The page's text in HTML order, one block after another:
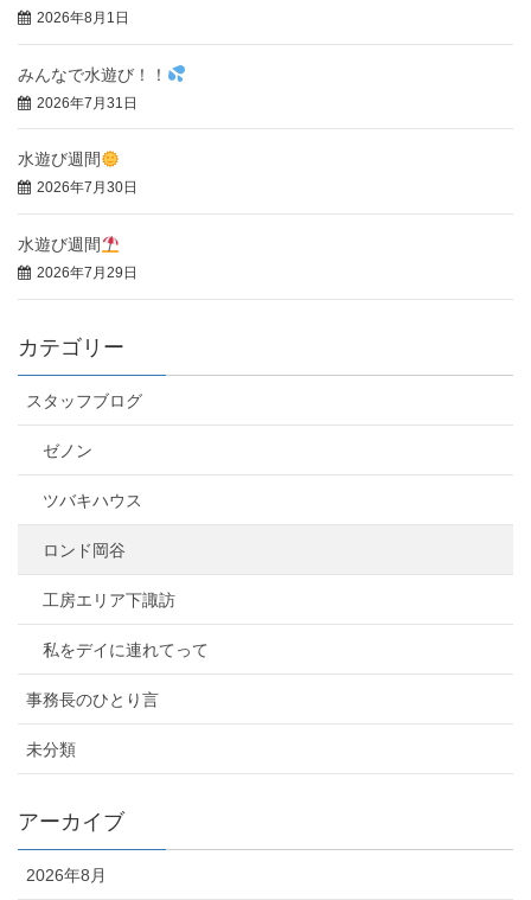
2026年8月1日
みんなで水遊び！！
2026年7月31日
水遊び週間
2026年7月30日
水遊び週間
2026年7月29日
カテゴリー
スタッフブログ
ゼノン
ツバキハウス
ロンド岡谷
工房エリア下諏訪
私をデイに連れてって
事務長のひとり言
未分類
アーカイブ
2026年8月